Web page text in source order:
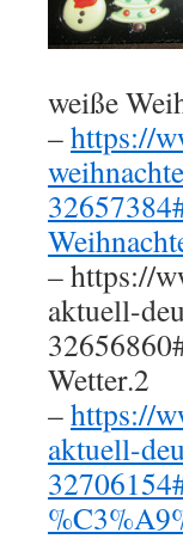
weiße
–https://
– https://
aktuell-
Wetter.2
–https://
aktuell-